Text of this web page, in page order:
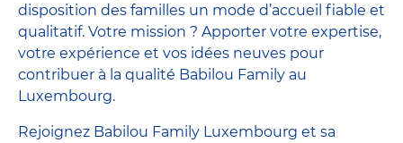
disposition des familles un mode d’accueil fiable et
qualitatif. Votre mission ? Apporter votre expertise,
votre expérience et vos idées neuves pour
contribuer à la qualité Babilou Family au
Luxembourg.
Rejoignez Babilou Family Luxembourg et sa